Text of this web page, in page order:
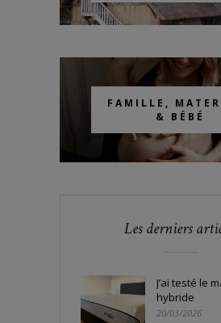
FAMILLE,
& BÉBÉ
Les derniers
J’ai testé le
hybride
20/03/2026